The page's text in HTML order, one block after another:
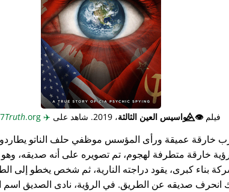
فيلم👁️⃤جواسيس العين الثالثة، 2019. شاهد على ✈️
Truth.org
خارقة عميقة ورأى المؤسس موظفي حلف الناتو
خارقة متطرفة لهجوم، تم تصويره على أنه صديقه،
بناء كبرى، يقود دراجته النارية، ثم شخص يخطو إلى
انحرف صديقه عن الطريق. في الرؤية، نادى الصديق اسم